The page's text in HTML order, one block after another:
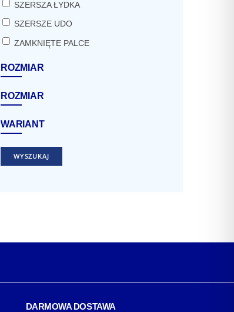
SZERSZA ŁYDKA
SZERSZE UDO
ZAMKNIĘTE PALCE
ROZMIAR
ROZMIAR
WARIANT
WYSZUKAJ
DARMOWA DOSTAWA